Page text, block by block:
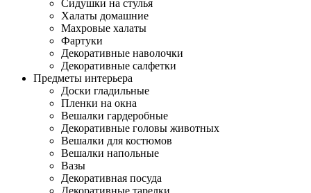
Сидушки на стулья
Халаты домашние
Махровые халаты
Фартуки
Декоративные наволочки
Декоративные салфетки
Предметы интерьера
Доски гладильные
Пленки на окна
Вешалки гардеробные
Декоративные головы животных
Вешалки для костюмов
Вешалки напольные
Вазы
Декоративная посуда
Декоративные тарелки